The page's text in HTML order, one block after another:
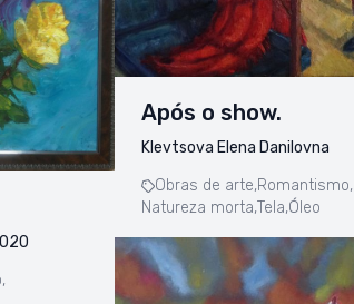
Após o show.
Klevtsova Elena Danilovna
Obras de arte,Romantismo,
Natureza morta,Tela,Óleo